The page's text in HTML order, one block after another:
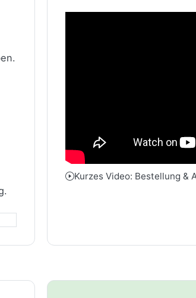
Kurzes Video: Bestellung &